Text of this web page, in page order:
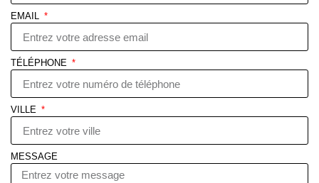
EMAIL
TÉLÉPHONE
VILLE
MESSAGE